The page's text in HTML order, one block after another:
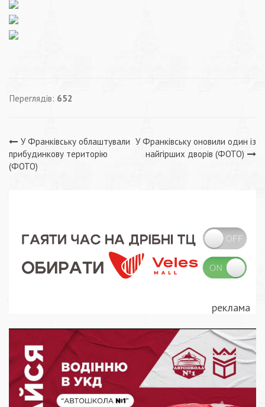
Переглядів: 652
Навігація
записів
У Франківську облаштували
прибудинкову територію
(ФОТО)
У Франківську оновили один із
найгірших дворів (ФОТО)